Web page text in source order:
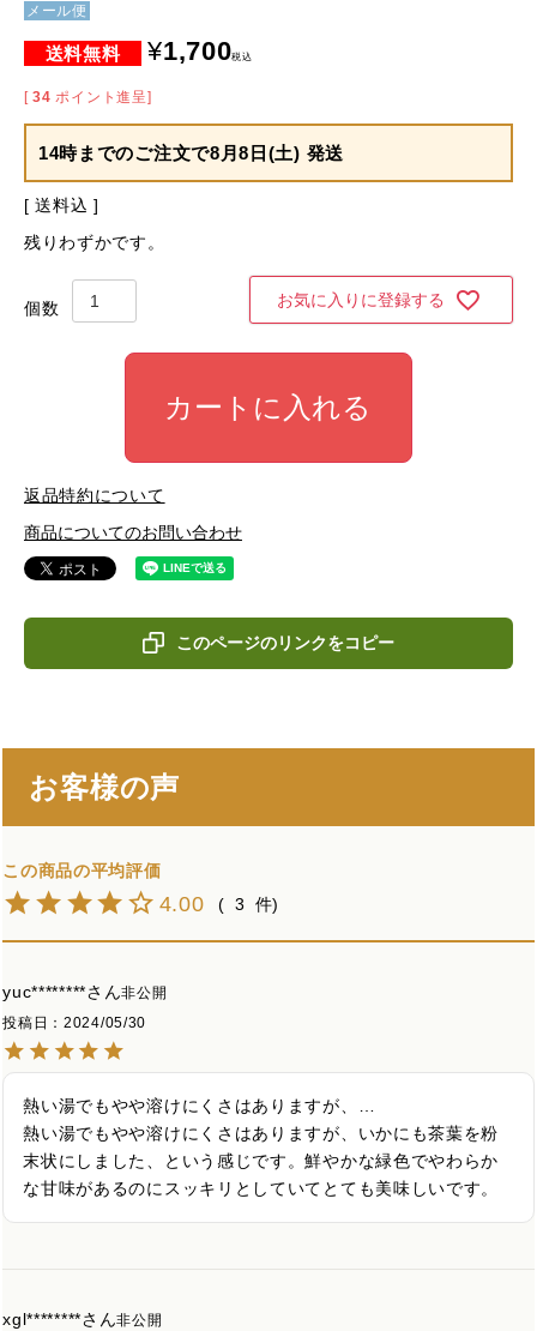
メール便
¥1,700税込
[ 34 ポイント進呈]
14時までのご注文で8月8日(土) 発送
送料込
残りわずかです。
お気に入りに登録する
カートに入れる
返品特約について
商品についてのお問い合わせ
このページのリンクをコピー
お客様の声
4.00 3
yuc********
非公開
投稿日
2024/05/30
熱い湯でもやや溶けにくさはありますが、…
熱い湯でもやや溶けにくさはありますが、いかにも茶葉を粉
末状にしました、という感じです。鮮やかな緑色でやわらか
な甘味があるのにスッキリとしていてとても美味しいです。
xgl******** 非公開